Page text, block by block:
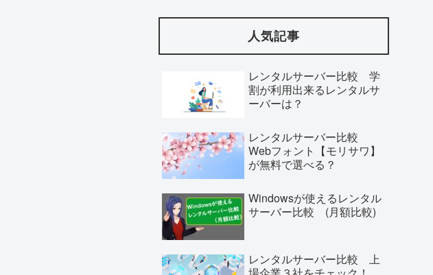
人気記事
レンタルサーバー比較 学
割が利用出来るレンタルサ
ーバーは？
レンタルサーバー比較
Webフォント【モリサワ】
が無料で選べる？
Windowsが使えるレンタル
サーバー比較 (月額比較)
レンタルサーバー比較 上